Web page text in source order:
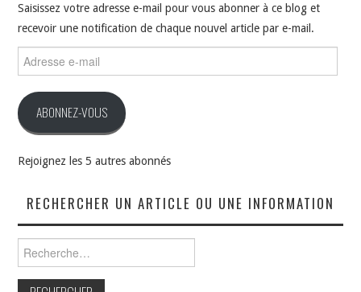
Saisissez votre adresse e-mail pour vous abonner à ce blog et
recevoir une notification de chaque nouvel article par e-mail.
e-
ABONNEZ-VOUS
Rejoignez les 5 autres abonnés
RECHERCHER UN ARTICLE OU UNE INFORMATION